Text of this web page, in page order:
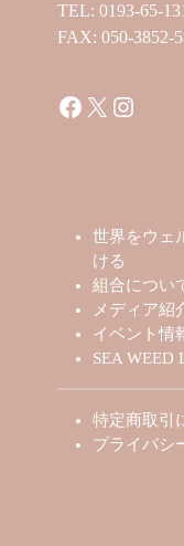
TEL: 0193-65-
FAX: 050-3852-
Facebook
X
世界をウェ
ける
組合につい
メディア紹
イベント情
SEA WEED
特定商取引
プライバシ